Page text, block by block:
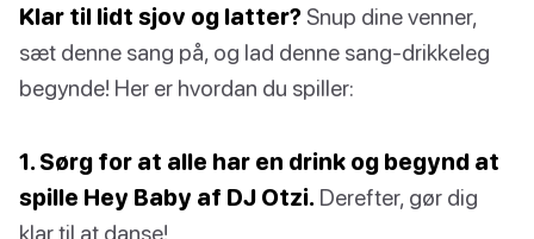
Klar til lidt sjov og latter? Snup dine venner,
sæt denne sang på, og lad denne sang-drikkeleg
begynde! Her er hvordan du spiller:
1. Sørg for at alle har en drink og begynd at
spille Hey Baby af DJ Otzi. Derefter, gør dig
klar til at danse!